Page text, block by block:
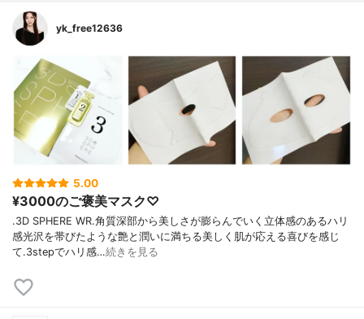
yk_free12636
5.00
¥3000のご褒美マスク♡
.3D SPHERE WR.角質深部から美しさが膨らんでいく立体感のあるハリ
感光沢を帯びたような艶と潤いに満ちる美しく肌が応える喜びを感じ
て.3stepでハリ感…続きを見る